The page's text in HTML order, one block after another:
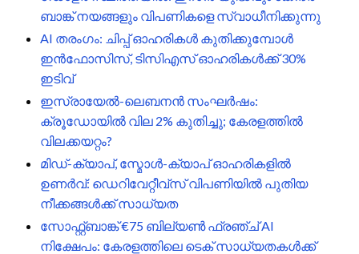
ബാങ്ക് നയങ്ങളും വിപണികളെ സ്വാധീനിക്കുന്നു
AI തരംഗം: ചിപ്പ് ഓഹരികൾ കുതിക്കുമ്പോൾ
ഇൻഫോസിസ്, ടിസിഎസ് ഓഹരികൾക്ക് 30%
ഇടിവ്
ഇസ്രായേൽ-ലെബനൻ സംഘർഷം:
ക്രൂഡോയിൽ വില 2% കുതിച്ചു; കേരളത്തിൽ
വിലക്കയറ്റം?
മിഡ്-ക്യാപ്, സ്മോൾ-ക്യാപ് ഓഹരികളിൽ
ഉണർവ്: ഡെറിവേറ്റീവ്സ് വിപണിയിൽ പുതിയ
നീക്കങ്ങൾക്ക് സാധ്യത
സോഫ്റ്റ്ബാങ്ക് €75 ബില്യൺ ഫ്രഞ്ച് AI
നിക്ഷേപം: കേരളത്തിലെ ടെക് സാധ്യതകൾക്ക്